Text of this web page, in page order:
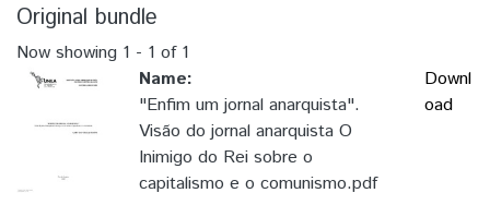
Original bundle
Now showing 1 - 1 of 1
Name:
"Enfim um jornal anarquista".
Visão do jornal anarquista O
Inimigo do Rei sobre o
capitalismo e o comunismo.pdf
Downl
oad